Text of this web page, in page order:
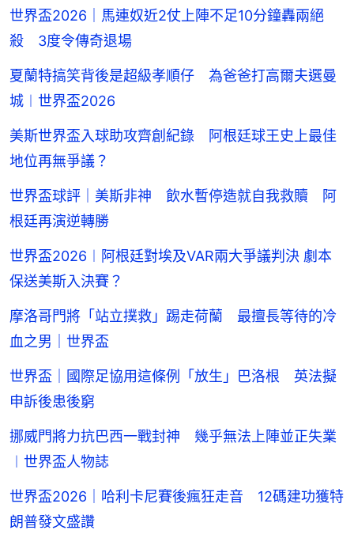
世界盃2026｜馬連奴近2仗上陣不足10分鐘轟兩絕
殺 3度令傳奇退場
夏蘭特搞笑背後是超級孝順仔 為爸爸打高爾夫選曼
城︱世界盃2026
美斯世界盃入球助攻齊創紀錄 阿根廷球王史上最佳
地位再無爭議？
世界盃球評｜美斯非神 飲水暫停造就自我救贖 阿
根廷再演逆轉勝
世界盃2026︱阿根廷對埃及VAR兩大爭議判決 劇本
保送美斯入決賽？
摩洛哥門將「站立撲救」踢走荷蘭 最擅長等待的冷
血之男｜世界盃
世界盃｜國際足協用這條例「放生」巴洛根 英法擬
申訴後患後窮
挪威門將力抗巴西一戰封神 幾乎無法上陣並正失業
︱世界盃人物誌
世界盃2026｜哈利卡尼賽後瘋狂走音 12碼建功獲特
朗普發文盛讚